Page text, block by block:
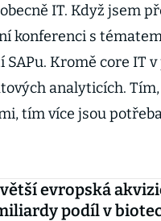
IT. Když jsem
konferenci s tématem
Kromě core IT
analyticích.
tím více jsou
evropská
podíl v